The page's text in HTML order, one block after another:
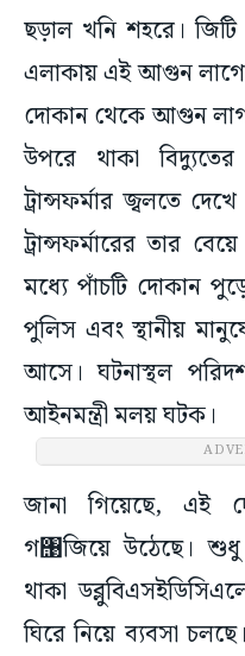
ছড়াল খনি শহরে।
এলাকায় এই আগুন লাগে।
দোকান থেকে আগুন
উপরে থাকা বিদ্যুতের
ট্রান্সফর্মার জ্বলতে
ট্রান্সফর্মারের তার
মধ্যে পাঁচটি দোকান
পুলিস এবং স্থানীয়
আসে। ঘটনাস্থল
আইনমন্ত্রী মলয় ঘটক।
জানা গিয়েছে, এই
গ঩জিয়ে উঠেছে।
থাকা
ঘিরে নিয়ে ব্যবসা